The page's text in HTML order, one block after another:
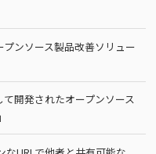
ンソース製品改善ソリュー
開発されたオープンソース